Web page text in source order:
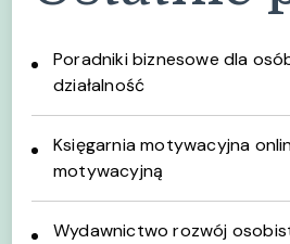
Poradniki biznesowe dla
działalność
Księgarnia motywacyjna
motywacyjną
Wydawnictwo rozwój